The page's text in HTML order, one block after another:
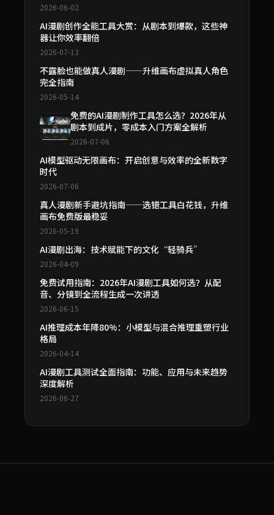
2026-06-02
AI漫剧创作全能工具大赏：从剧本到爆款，这些神
器让你效率翻倍
2026-07-13
不露脸也能做真人漫剧——升维画布虚拟真人角色
完全指南
2026-05-14
免费的AI漫剧制作工具怎么选？2026年从
剧本到成片，零成本入门方案全解析
2026-07-06
AI模型驱动无限画布：开启创意与效率的全新数字
时代
2026-07-06
真人漫剧新手避坑指南——选错工具白花钱，升维
画布免费版最稳妥
2026-05-19
AI漫剧出海：技术赋能下的文化“轻骑兵”
2026-04-09
免费试用指南：2026年AI漫剧工具如何选？从配
音、分镜到全流程生成一次讲透
2026-06-15
AI推理成本年降80%：小模型与混合推理重塑行业
格局
2026-04-14
AI漫剧工具测试全面指南：功能、应用与未来趋势
深度解析
2026-06-27